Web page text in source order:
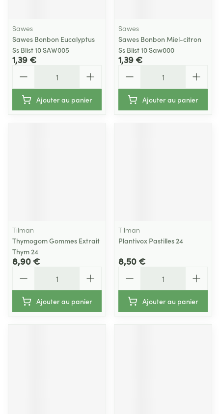
Sawes
Sawes Bonbon Eucalyptus
Ss Blist 10 SAW005
1,39 €
Ajouter au panier
Sawes
Sawes Bonbon Miel-citron
Ss Blist 10 Saw000
1,39 €
Ajouter au panier
Tilman
Thymogom Gommes Extrait
Thym 24
8,90 €
Ajouter au panier
Tilman
Plantivox Pastilles 24
8,50 €
Ajouter au panier